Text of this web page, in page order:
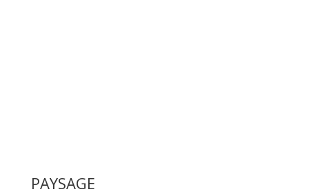
PAYSAGE